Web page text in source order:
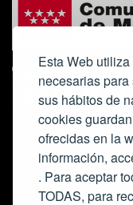
Esta Web
necesarias
sus hábitos de
cookies
ofrecidas en la
información,
. Para aceptar
TODAS, para
Colabora: